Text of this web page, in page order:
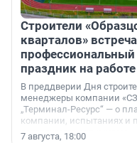
Строители
кварталов»
профессиональный
праздник на работе
В преддверии Дня
менеджеры компании «СЗ
„Терминал-Ресурс“ — о
компании, испытаниях и
осторожного оптимизма.
7 августа, 18:00